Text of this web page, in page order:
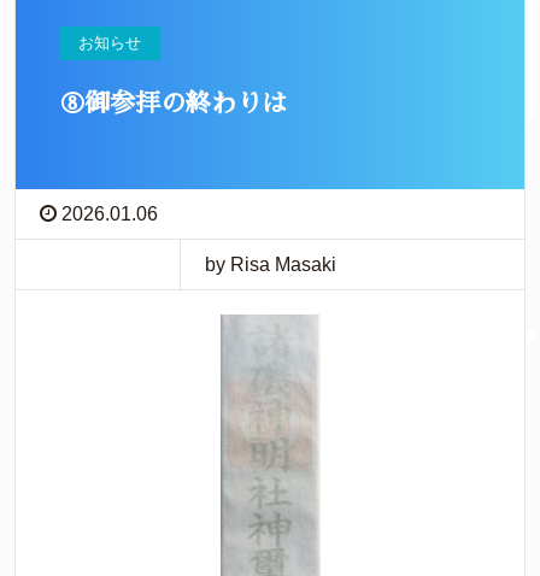
お知らせ
⑧御参拝の終わりは
2026.01.06
by Risa Masaki